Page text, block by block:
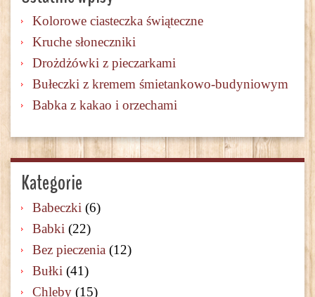
Kolorowe ciasteczka świąteczne
Kruche słoneczniki
Drożdżówki z pieczarkami
Bułeczki z kremem śmietankowo-budyniowym
Babka z kakao i orzechami
Kategorie
Babeczki (6)
Babki (22)
Bez pieczenia (12)
Bułki (41)
Chleby (15)